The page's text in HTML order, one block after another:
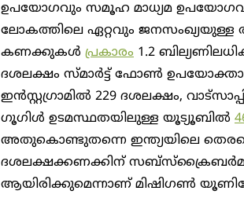
ഉപയോഗവും സമൂഹ മാധ്യമ
ലോകത്തിലെ ഏറ്റവും ജനസംഖ്യയുള്ള
കണക്കുകൾ പ്രകാരം 1.2
ദശലക്ഷം സ്മാർട്ട് ഫോൺ
ഇൻസ്റ്റഗ്രാമിൽ 229 ദശലക്ഷം,
ഗൂഗിൾ ഉടമസ്ഥതയിലുള്ള യൂട്യൂബിൽ
അതുകൊണ്ടുതന്നെ ഇന്ത്യയിലെ
ദശലക്ഷക്കണക്കിന്
ആയിരിക്കുമെന്നാണ് മിഷിഗൺ